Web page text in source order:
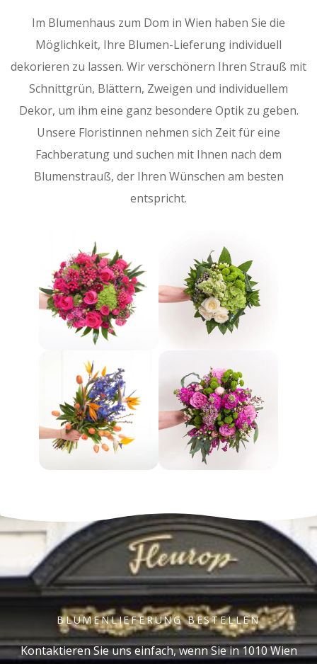
Im Blumenhaus zum Dom in Wien haben Sie die
Möglichkeit, Ihre Blumen-Lieferung individuell
dekorieren zu lassen. Wir verschönern Ihren Strauß mit
Schnittgrün, Blättern, Zweigen und individuellem
Dekor, um ihm eine ganz besondere Optik zu geben.
Unsere Floristinnen nehmen sich Zeit für eine
Fachberatung und suchen mit Ihnen nach dem
Blumenstrauß, der Ihren Wünschen am besten
entspricht.
BLUMENLIEFERUNG BESTELLEN
Kontaktieren Sie uns einfach, wenn Sie in 1010 Wien